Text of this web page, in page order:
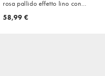
rosa pallido effetto lino con
pieghe sul davanti in coordinato
58,99 €